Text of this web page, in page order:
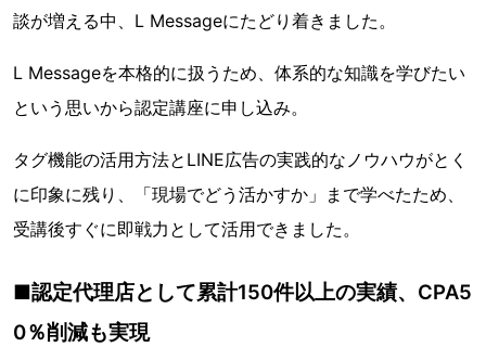
談が増える中、L Messageにたどり着きました。
L Messageを本格的に扱うため、体系的な知識を学びたい
という思いから認定講座に申し込み。
タグ機能の活用方法とLINE広告の実践的なノウハウがとく
に印象に残り、「現場でどう活かすか」まで学べたため、
受講後すぐに即戦力として活用できました。
■認定代理店として累計150件以上の実績、CPA5
0％削減も実現